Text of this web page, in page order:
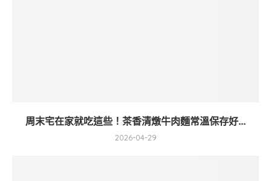
周末宅在家就吃這些！茶香清燉牛肉麵常溫保存好...
2026-04-29